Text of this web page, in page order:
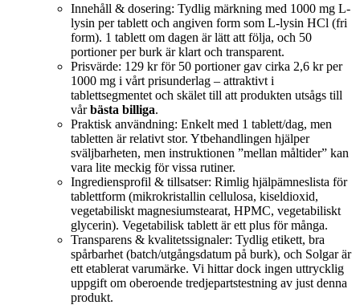
Innehåll & dosering: Tydlig märkning med 1000 mg L-
lysin per tablett och angiven form som L-lysin HCl (fri
form). 1 tablett om dagen är lätt att följa, och 50
portioner per burk är klart och transparent.
Prisvärde: 129 kr för 50 portioner gav cirka 2,6 kr per
1000 mg i vårt prisunderlag – attraktivt i
tablettsegmentet och skälet till att produkten utsågs till
vårbästa billiga.
Praktisk användning: Enkelt med 1 tablett/dag, men
tabletten är relativt stor. Ytbehandlingen hjälper
sväljbarheten, men instruktionen ”mellan måltider” kan
vara lite meckig för vissa rutiner.
Ingrediensprofil & tillsatser: Rimlig hjälpämneslista för
tablettform (mikrokristallin cellulosa, kiseldioxid,
vegetabiliskt magnesiumstearat, HPMC, vegetabiliskt
glycerin). Vegetabilisk tablett är ett plus för många.
Transparens & kvalitetssignaler: Tydlig etikett, bra
spårbarhet (batch/utgångsdatum på burk), och Solgar är
ett etablerat varumärke. Vi hittar dock ingen uttrycklig
uppgift om oberoende tredjepartstestning av just denna
produkt.